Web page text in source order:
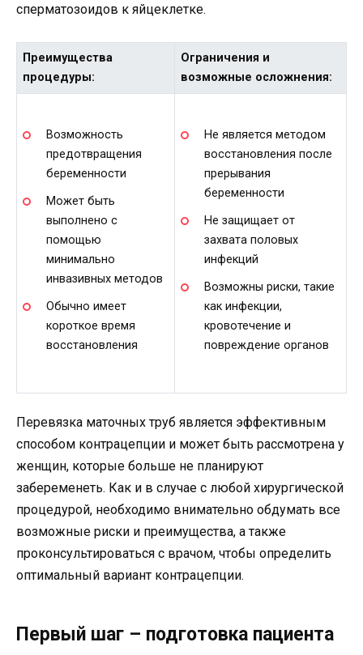
сперматозоидов к яйцеклетке.
Преимущества
процедуры:
Ограничения и
возможные осложнения:
Возможность
предотвращения
беременности
Может быть
выполнено с
помощью
минимально
инвазивных методов
Обычно имеет
короткое время
восстановления
Не является методом
восстановления после
прерывания
беременности
Не защищает от
захвата половых
инфекций
Возможны риски, такие
как инфекции,
кровотечение и
повреждение органов
Перевязка маточных труб является эффективным
способом контрацепции и может быть рассмотрена у
женщин, которые больше не планируют
забеременеть. Как и в случае с любой хирургической
процедурой, необходимо внимательно обдумать все
возможные риски и преимущества, а также
проконсультироваться с врачом, чтобы определить
оптимальный вариант контрацепции.
Первый шаг – подготовка пациента